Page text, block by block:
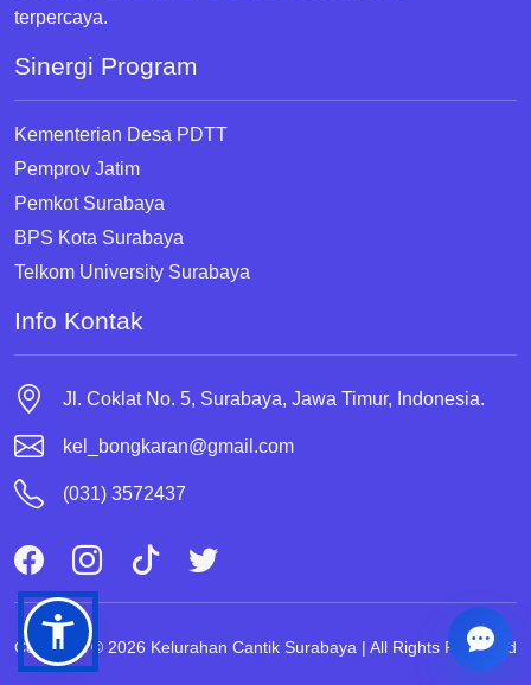
terpercaya.
Sinergi Program
Kementerian Desa PDTT
Pemprov Jatim
Pemkot Surabaya
BPS Kota Surabaya
Telkom University Surabaya
Info Kontak
Jl. Coklat No. 5, Surabaya, Jawa Timur, Indonesia.
kel_bongkaran@gmail.com
(031) 3572437
Copyright © 2026 Kelurahan Cantik Surabaya | All Rights Reserved